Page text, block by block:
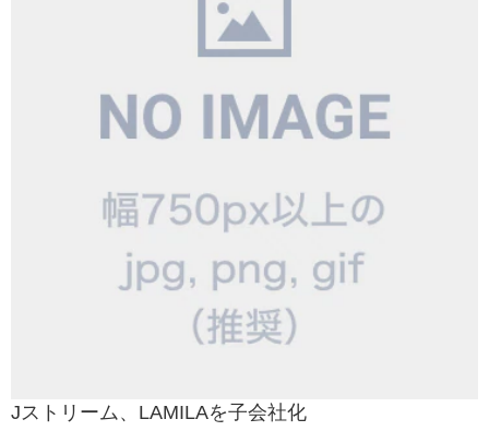
Jストリーム、LAMILAを子会社化